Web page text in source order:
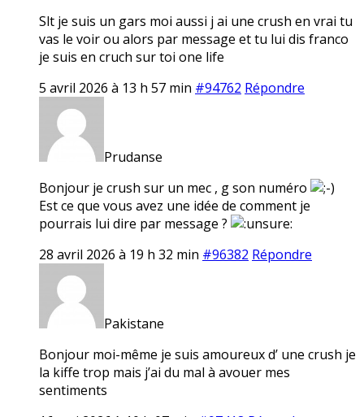
Slt je suis un gars moi aussi j ai une crush en vrai tu
vas le voir ou alors par message et tu lui dis franco
je suis en cruch sur toi one life
5 avril 2026 à 13 h 57 min #94762 Répondre
Prudanse
Bonjour je crush sur un mec , g son numéro
Est ce que vous avez une idée de comment je
pourrais lui dire par message ?
28 avril 2026 à 19 h 32 min #96382 Répondre
Pakistane
Bonjour moi-même je suis amoureux d’ une crush je
la kiffe trop mais j’ai du mal à avouer mes
sentiments